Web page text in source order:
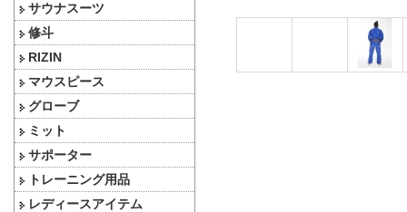
サウナスーツ
修斗
RIZIN
マウスピース
グローブ
ミット
サポーター
トレーニング用品
レディースアイテム